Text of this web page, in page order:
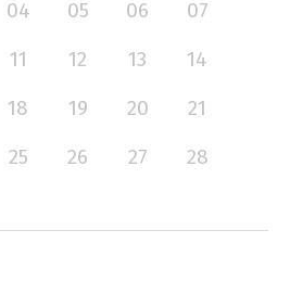
04 05 06
07
11 12 13
14
18 19 20
21
25 26 27
28